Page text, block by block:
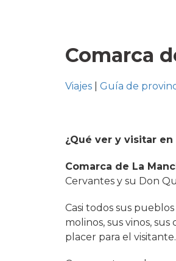
Comarca
Viajes Guía de
¿Qué ver y visitar en
Comarca de La
Cervantes y su Don
Casi todos sus
molinos, sus vinos,
placer para el visitante.